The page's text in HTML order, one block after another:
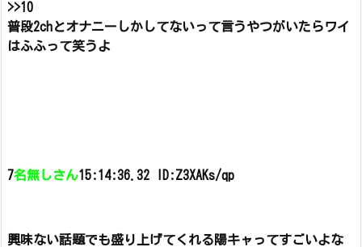
>>10
普段2chとオナニーしかしてないって言うやつがいたらワイ
はふふって笑うよ
7名無しさん15:14:36.32 ID:Z3XAKs/qp
興味ない話題でも盛り上げてくれる陽キャってすごいよな